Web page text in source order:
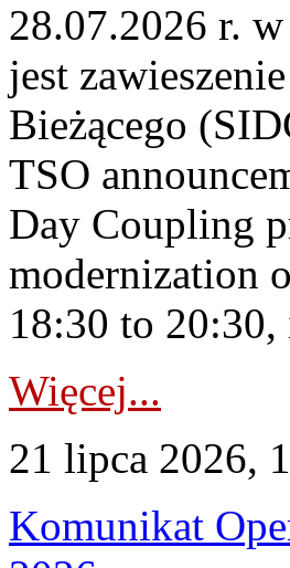
28.07.2026 r.
jest
Bieżącego
TSO
Day Coupling
modernization
18:30 to 20:30,
Więcej...
21 lipca 2026,
Komunikat